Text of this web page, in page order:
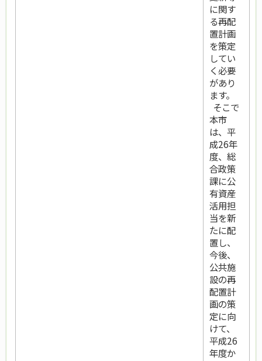
に関す
る再配
置計画
を策定
してい
く必要
があり
ます。
そこで
本市
は、平
成26年
度、総
合政策
課に公
有資産
活用担
当を新
たに配
置し、
今後、
公共施
設の再
配置計
画の策
定に向
けて、
平成26
年度か